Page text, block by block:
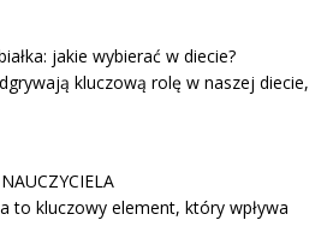
jakie wybierać w diecie?
kluczową rolę w naszej diecie,
to kluczowy element, który wpływa